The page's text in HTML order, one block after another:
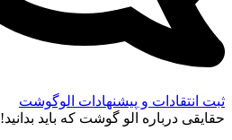
ثبت انتقادات و پیشنهادات الوگوشت
حقایقی درباره الو گوشت که باید بدانید!